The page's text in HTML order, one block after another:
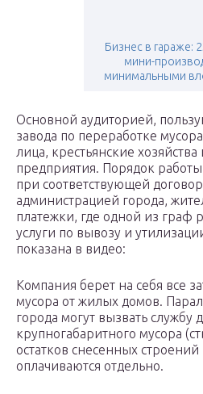
Бизнес в гараже:
мини-
минимальными
Основной аудиторией,
завода по переработке
лица, крестьянские
предприятия. Порядок
при соответствующей
администрацией города,
платежки, где одной из граф
услуги по вывозу и
показана в видео:
Компания берет на себя все
мусора от жилых домов.
города могут вызвать службу
крупногабаритного мусора
остатков снесенных строений
оплачиваются отдельно.